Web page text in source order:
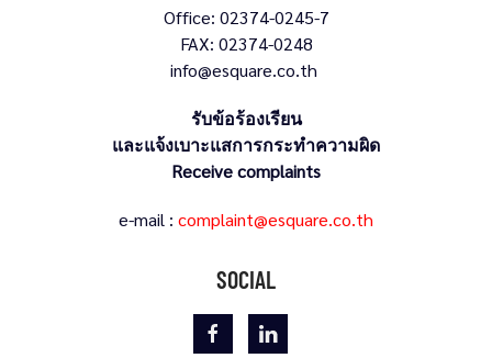
Office: 02374-0245-7
FAX: 02374-0248
info@esquare.co.th
รับข้อร้องเรียน
และแจ้งเบาะแสการกระทำความผิด
Receive complaints
e-mail : complaint@esquare.co.th
SOCIAL